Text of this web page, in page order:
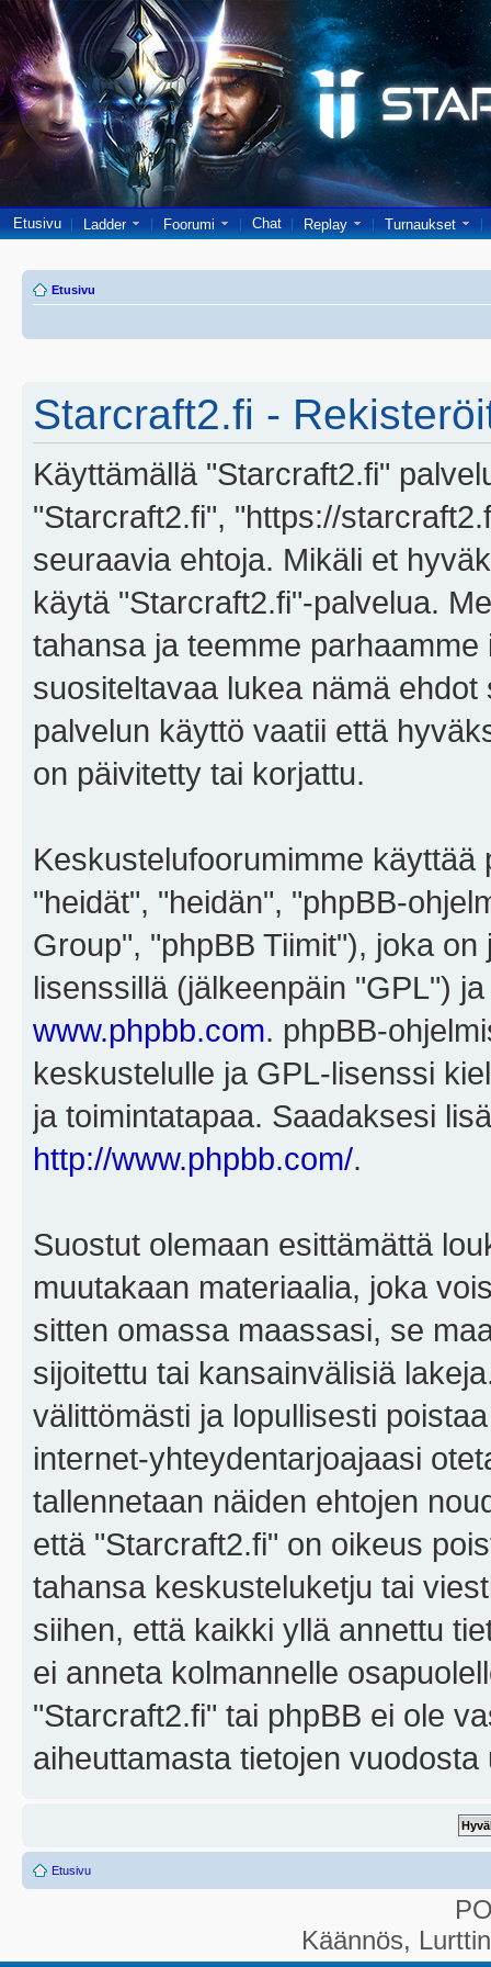
Etusivu Ladder Foorumi Chat Replay Turnaukset
Etusivu
Starcraft2.fi -
Käyttämällä "Starcraft2.fi"
"Starcraft2.fi", "https://
seuraavia ehtoja. Mikäli et
käytä "Starcraft2.fi"-palvelua.
tahansa ja teemme
suositeltavaa lukea nämä
palvelun käyttö vaatii että
on päivitetty tai korjattu.
Keskustelufoorumimme
"heidät", "heidän", "phpBB-
Group", "phpBB Tiimit"), joka on
lisenssillä (jälkeenpäin "GPL")
www.phpbb.com. phpBB-
keskustelulle ja GPL-lisenssi
ja toimintatapaa. Saadaksesi
http://www.phpbb.com/.
Suostut olemaan esittämättä
muutakaan materiaalia, joka
sitten omassa maassasi, se
sijoitettu tai kansainvälisiä
välittömästi ja lopullisesti
internet-yhteydentarjoajaasi
tallennetaan näiden ehtojen
että "Starcraft2.fi" on oikeus
tahansa keskusteluketju tai
siihen, että kaikki yllä annettu
ei anneta kolmannelle
"Starcraft2.fi" tai phpBB ei ole
aiheuttamasta tietojen
Etusivu
Käännös,